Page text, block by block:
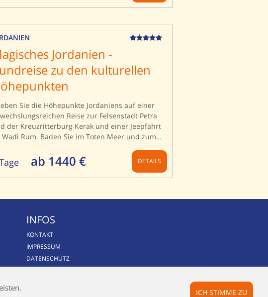
ICH STIMME ZU
Jordanien -
zu den kulturellen
Sie die Höhepunkte Jordaniens auf einer
Reise zur Felsenstadt Petra
der Kreuzritterburg Kerak und einer Jeepfahrt
Wadi Rum. Baden Sie im Toten Meer und zum
der Reise locken entspannte Tage am
Meer (individuell verlängerbar).
ab 1440 € DETAILS
INFOS
KONTAKT
IMPRESSUM
DATENSCHUTZ